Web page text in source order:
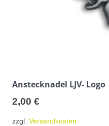
Anstecknadel LJV- Logo
2,00 €
zzgl. Versandkosten